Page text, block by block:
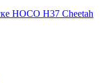
HOCO H37 Cheetah